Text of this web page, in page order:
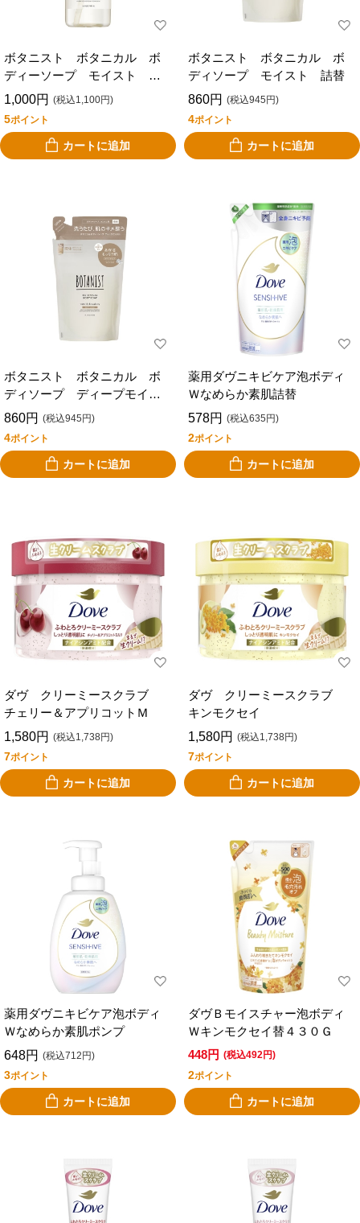
ボタニスト ボタニカル ボ
ディーソープ モイスト 本
体
1,000円 (税込1,100円)
5ポイント
カートに追加
ボタニスト ボタニカル ボ
ディソープ モイスト 詰替
860円 (税込945円)
4ポイント
カートに追加
ボタニスト ボタニカル ボ
ディソープ ディープモイス
ト 詰替
860円 (税込945円)
4ポイント
カートに追加
薬用ダヴニキビケア泡ボディ
Ｗなめらか素肌詰替
578円 (税込635円)
2ポイント
カートに追加
ダヴ クリーミースクラブ
チェリー＆アプリコットＭ
1,580円 (税込1,738円)
7ポイント
カートに追加
ダヴ クリーミースクラブ
キンモクセイ
1,580円 (税込1,738円)
7ポイント
カートに追加
薬用ダヴニキビケア泡ボディ
Ｗなめらか素肌ポンプ
648円 (税込712円)
3ポイント
カートに追加
ダヴＢモイスチャー泡ボディ
Ｗキンモクセイ替４３０Ｇ
448円 (税込492円)
2ポイント
カートに追加